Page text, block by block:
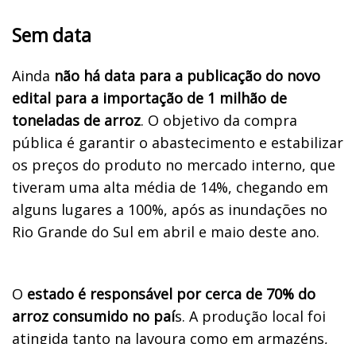
Sem data
Ainda não há data para a publicação do novo
edital para a importação de 1 milhão de
toneladas de arroz. O objetivo da compra
pública é garantir o abastecimento e estabilizar
os preços do produto no mercado interno, que
tiveram uma alta média de 14%, chegando em
alguns lugares a 100%, após as inundações no
Rio Grande do Sul em abril e maio deste ano.
O estado é responsável por cerca de 70% do
arroz consumido no país. A produção local foi
atingida tanto na lavoura como em armazéns,